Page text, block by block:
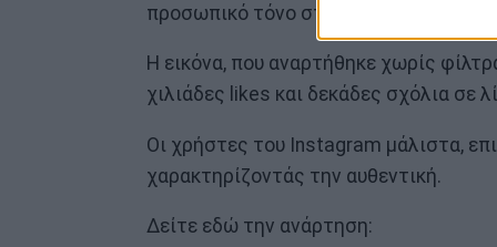
προσωπικό τόνο στη φωτογραφία.
Η εικόνα, που αναρτήθηκε χωρίς
χιλιάδες likes και δεκάδες σχόλια σε
Οι χρήστες του Instagram μάλιστα,
χαρακτηρίζοντάς την αυθεντική.
Δείτε εδώ την ανάρτηση: